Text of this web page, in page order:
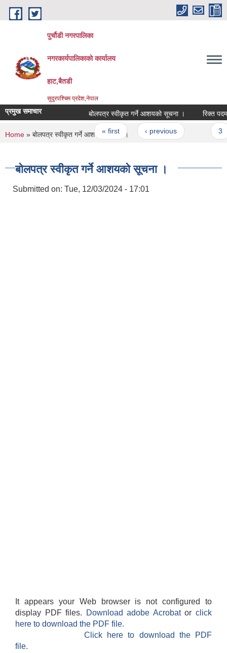
Skip to main content
पुर्चौडी नगरपालिका
नगरकार्यपालिकाकाे कार्यालय
हाट,बैतडी
सुदुरपश्चिम प्रदेश,नेपाल
प्रमुख समाचार बोलपत्र स्वीकृत गर्ने आशयको सूचना । रिक्त पदमा
Pages
« first ‹ previous
You are here
Home » बोलपत्र स्वीकृत गर्ने आशयको सूचना ।
बोलपत्र स्वीकृत गर्ने आशयको सूचना ।
Submitted on: Tue, 12/03/2024 - 17:01
It appears your Web browser is not configured to
display PDF files.
Download adobe Acrobatorclick
here to download the PDF file.
Click here to download the PDF
file.